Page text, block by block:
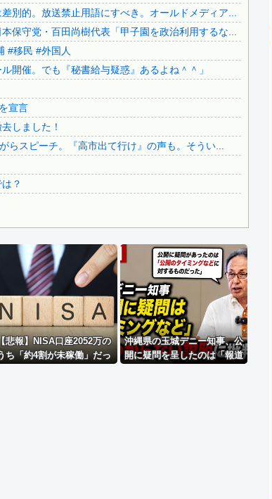
報】テレ朝「れいわ、新党移行に伴い旧グッズ半額セール...
本の神社仏閣が22日に１回燃えてる。
ようなら】れいわ大石あきこさん、離党報告&活動休止を...
を不法占拠をして騒音を撒き散らした反対派を警察が撤去...
言わない減税は無責任！→使い方言わないのも無責任では...
旅行キャンセルすべきか…1万年ぶり史上最大級の火山の...
力な韓国代表、オーストリアにも0-1で敗北…3月のA...
国代表、コートジボワールに0対4で完敗＝韓国の反応
by livedoor 相互RSS
別的。放送禁止用語にすべき。オールドメディア...
保守党・百田尚樹代表「甲子園を政治利用するな...
#移民 #外国人
開催。でも『秘書給与疑惑』あるよね＾＾」
宣言
しました！
らスピーチ。『高市出て行け』の声も。そうい...
？
悲報】NISA口座2052万の
ち「約4割が未稼働」だっ
沖縄県の玉城デニー知事、公
開に疑問を呈したのは「報道